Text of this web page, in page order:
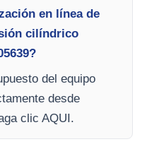
en línea de
cilíndrico
del equipo
desde
clic AQUI.